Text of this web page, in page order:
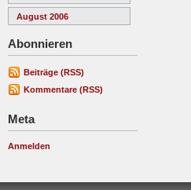
August 2006
Abonnieren
Beiträge (RSS)
Kommentare (RSS)
Meta
Anmelden